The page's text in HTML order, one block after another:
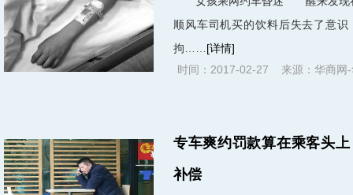
顺风车司机买的饮料后失去了意
拘…… [详情]
时间：2017-02-27 来源：华商网-
专车爽约罚款算在乘客头
补偿